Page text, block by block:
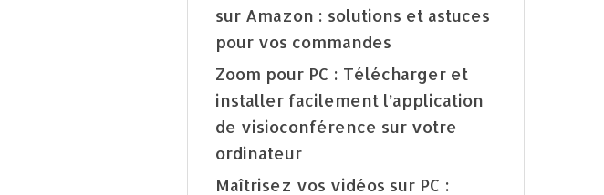
sur Amazon : solutions et astuces
pour vos commandes
Zoom pour PC : Télécharger et
installer facilement l’application
de visioconférence sur votre
ordinateur
Maîtrisez vos vidéos sur PC :